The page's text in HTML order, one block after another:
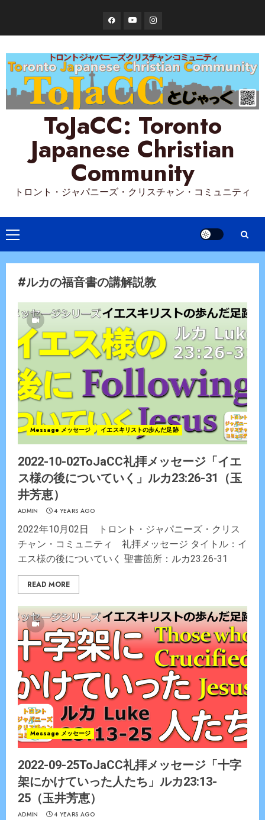
content
FacebookYouTubeInstagram
ToJaCC: Toronto
Japanese Christian
Community
トロント・ジャパニーズ・クリスチャン・コミュニティ
Primary
Menu
#ルカの福音書の講解説教
Message メッセージ イエスキリストの歩んだ足跡
2022-10-02ToJaCC礼拝メッセージ「イエ
ス様の後についていく」ルカ23:26-31（玉
井芳恵）
ADMIN 4 YEARS AGO
2022年10月02日 トロント・ジャパニーズ・クリス
チャン・コミュニティ 礼拝メッセージ タイトル：イ
エス様の後についていく 聖書箇所：ルカ23:26-31
READ MORE
Message メッセージ
2022-09-25ToJaCC礼拝メッセージ「十字
架にかけていった人たち」ルカ23:13-
25（玉井芳恵）
ADMIN 4 YEARS AGO